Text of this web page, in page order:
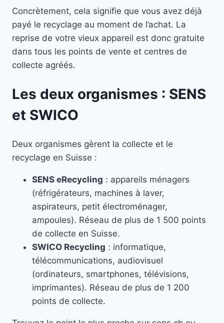
Concrètement, cela signifie que vous avez déjà
payé le recyclage au moment de l’achat. La
reprise de votre vieux appareil est donc gratuite
dans tous les points de vente et centres de
collecte agréés.
Les deux organismes : SENS
et SWICO
Deux organismes gèrent la collecte et le
recyclage en Suisse :
SENS eRecycling : appareils ménagers
(réfrigérateurs, machines à laver,
aspirateurs, petit électroménager,
ampoules). Réseau de plus de 1 500 points
de collecte en Suisse.
SWICO Recycling : informatique,
télécommunications, audiovisuel
(ordinateurs, smartphones, télévisions,
imprimantes). Réseau de plus de 1 200
points de collecte.